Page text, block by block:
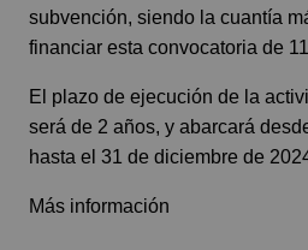
subvención, siendo la cuantía
financiar esta convocatoria de
El plazo de ejecución de la
será de 2 años, y abarcará
hasta el 31 de diciembre de
Más información